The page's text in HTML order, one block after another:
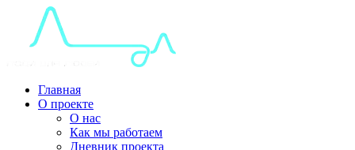
Главная
О проекте
О нас
Как мы работаем
Дневник проекта